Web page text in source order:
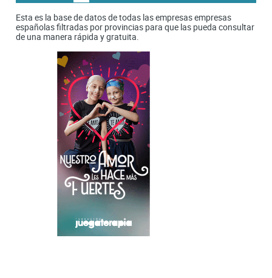
Esta es la base de datos de todas las empresas empresas
españolas filtradas por provincias para que las pueda consultar
de una manera rápida y gratuita.